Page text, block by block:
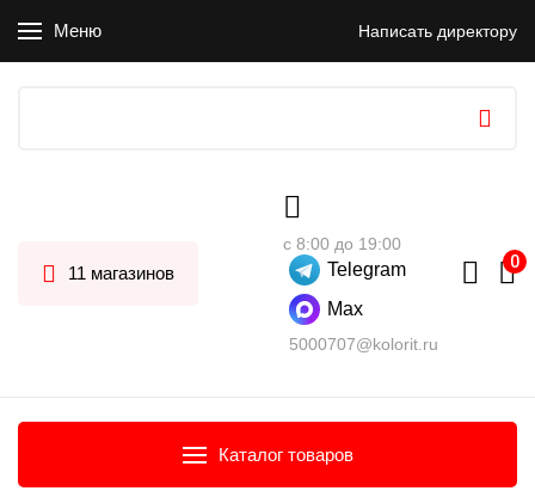
Меню Написать директору
11 магазинов
с 8:00 до 19:00
Telegram
Max
5000707@kolorit.ru
Каталог товаров